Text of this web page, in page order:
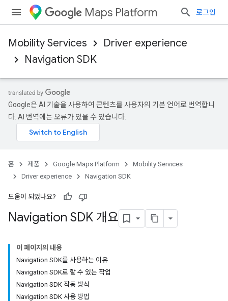
Maps Platform 로그인
Mobility Services
Driver experience
Navigation SDK
Google은 AI 기술을 사용하여 콘텐츠를 사용자의 기본 언어로 번역합니
다. AI 번역에는 오류가 있을 수 있습니다.
홈 제품 Google Maps Platform
Mobility Services
Driver experience
Navigation SDK
도움이 되었나요?
Navigation SDK 개요
이 페이지의 내용
Navigation SDK를 사용하는 이유
Navigation SDK로 할 수 있는 작업
Navigation SDK 작동 방식
Navigation SDK 사용 방법